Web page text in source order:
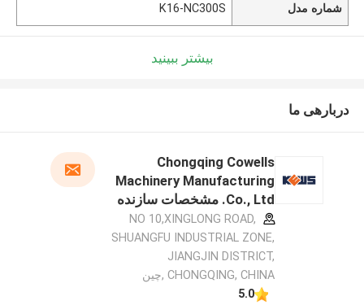
شماره مدل K16-NC300S
بیشتر ببینید
دربارهی ما
Chongqing Cowells
Machinery Manufacturing
Co., Ltd. مشخصات سازنده
NO 10,XINGLONG ROAD,
SHUANGFU INDUSTRIAL ZONE,
JIANGJIN DISTRICT,
CHONGQING, CHINA ,چین
5.0